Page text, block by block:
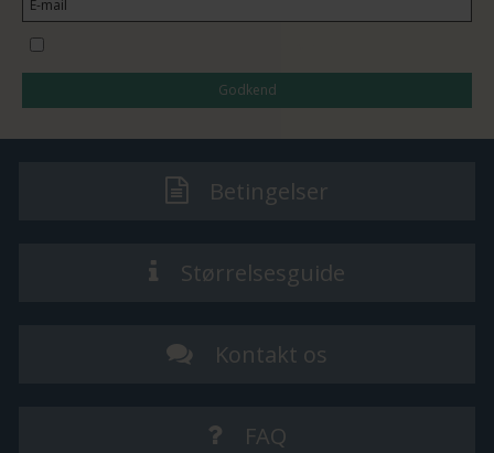
Godkend
Betingelser
Størrelsesguide
Kontakt os
FAQ